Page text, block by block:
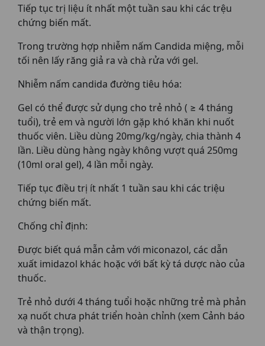
Tiếp tục trị liệu ít nhất một tuần sau khi các trệu
chứng biến mất.
Trong trường hợp nhiễm nấm Candida miệng, mỗi
tối nên lấy răng giả ra và chà rửa với gel.
Nhiễm nấm candida đường tiêu hóa:
Gel có thể được sử dụng cho trẻ nhỏ ( ≥ 4 tháng
tuổi), trẻ em và người lớn gặp khó khăn khi nuốt
thuốc viên. Liều dùng 20mg/kg/ngày, chia thành 4
lần. Liều dùng hàng ngày không vượt quá 250mg
(10ml oral gel), 4 lần mỗi ngày.
Tiếp tục điều trị ít nhất 1 tuần sau khi các triệu
chứng biến mất.
Chống chỉ định:
Được biết quá mẫn cảm với miconazol, các dẫn
xuất imidazol khác hoặc với bất kỳ tá dược nào của
thuốc.
Trẻ nhỏ dưới 4 tháng tuổi hoặc những trẻ mà phản
xạ nuốt chưa phát triển hoàn chỉnh (xem Cảnh báo
và thận trọng).